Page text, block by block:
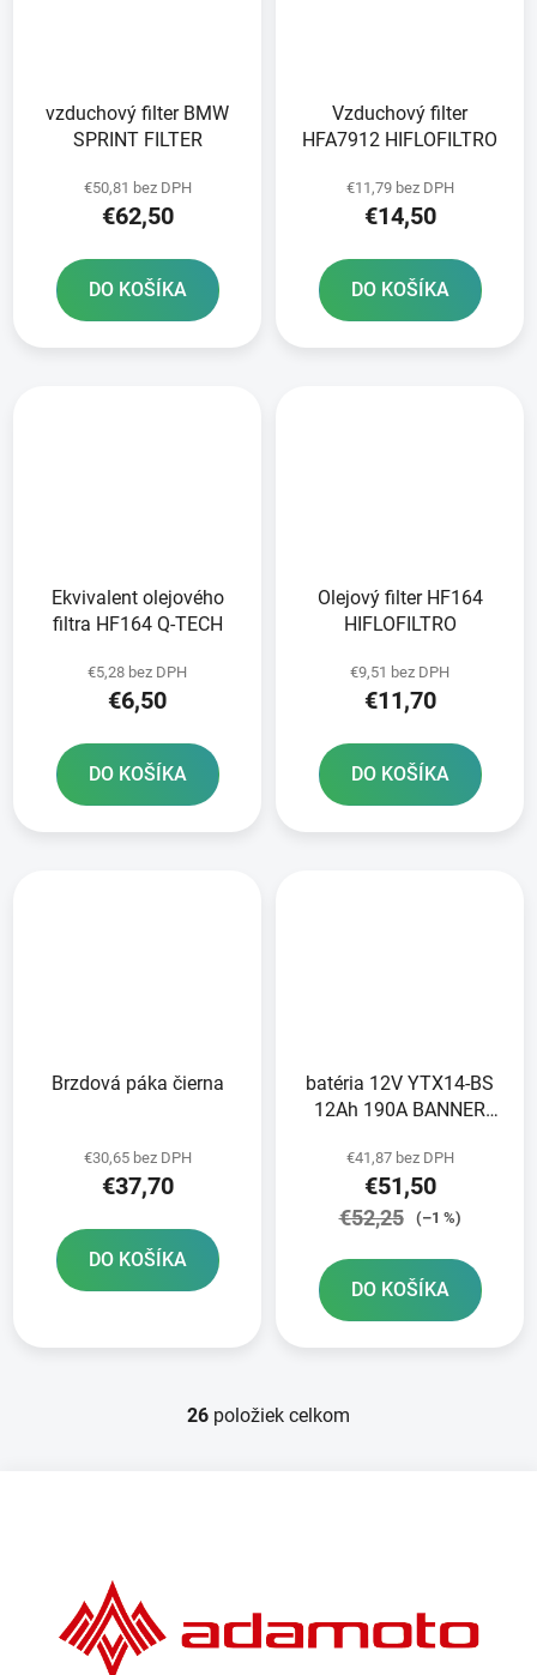
vzduchový filter BMW
SPRINT FILTER
€50,81 bez DPH
€62,50
DO KOŠÍKA
Vzduchový filter
HFA7912 HIFLOFILTRO
€11,79 bez DPH
€14,50
DO KOŠÍKA
Ekvivalent olejového
filtra HF164 Q-TECH
€5,28 bez DPH
€6,50
DO KOŠÍKA
Olejový filter HF164
HIFLOFILTRO
€9,51 bez DPH
€11,70
DO KOŠÍKA
Brzdová páka čierna
€30,65 bez DPH
€37,70
DO KOŠÍKA
batéria 12V YTX14-BS
12Ah 190A BANNER
150x87x147
€41,87 bez DPH
€51,50
€52,25 (–1 %)
DO KOŠÍKA
O
e
26 položiek celkom